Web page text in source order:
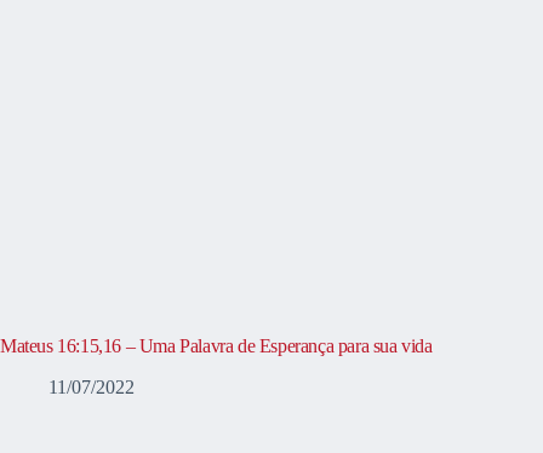
Mateus 16:15,16 – Uma Palavra de Esperança para sua vida
11/07/2022